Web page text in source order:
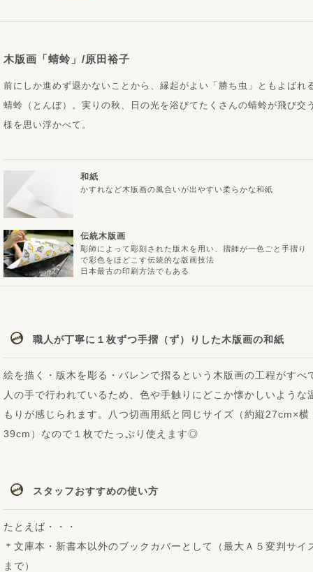
伝統木版画
彫師によって彫刻された版木を用い、摺師が一色ごと手摺り
で彩色をほどこす伝統的な版画技法
日本最古の印刷方法でもある
和紙
かすれなど木版画の風合いが出やすい柔らかな和紙
木版画「蜻蛉」/原田裕子
前にしか進めず退かないことから、縁起がよい「勝ち虫」ともよばれ
蜻蛉（とんぼ）。実りの秋、日の光を浴びてたくさんの蜻蛉が飛び交
様を思い浮かべて。
職人が丁寧に１枚ずつ手摺（ず）りした木版画の和紙
絵を描く・版木を彫る・バレンで摺るという木版画の工程がすべ
人の手で行われているため、色や手触りにどこか懐かしいような
もりが感じられます。八つ切画用紙と同じサイズ（約縦27cm×横
39cm）なので１枚でたっぷり使えます◎
スタッフおすすめの使い方
たとえば・・・
＊文庫本・新書本以外のブックカバーとして（最大Ａ５変判サイ
まで）